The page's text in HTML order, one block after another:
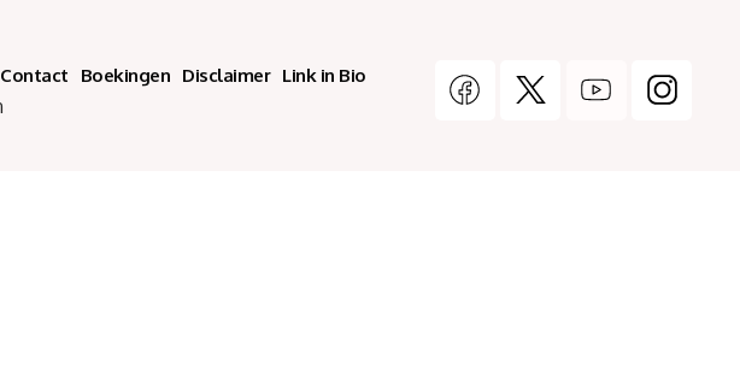
Contact Boekingen Disclaimer Link in Bio